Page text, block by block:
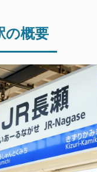
の概要